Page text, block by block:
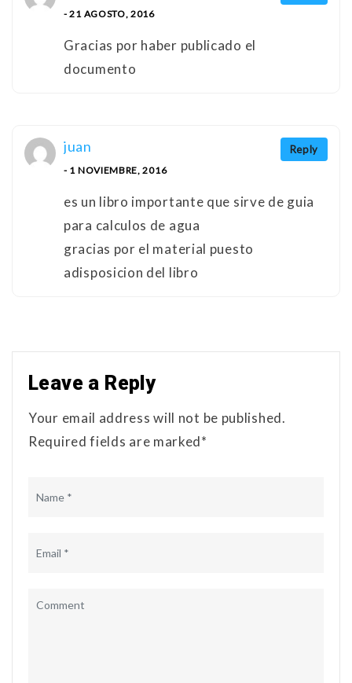
- 21 AGOSTO, 2016
Gracias por haber publicado el
documento
Reply
juan
- 1 NOVIEMBRE, 2016
es un libro importante que sirve de guia
para calculos de agua
gracias por el material puesto
adisposicion del libro
Leave a Reply
Your email address will not be published.
Required fields are marked*